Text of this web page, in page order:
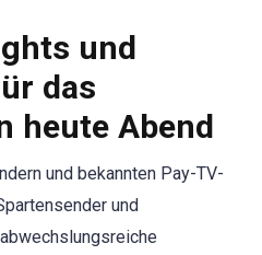
und
das
heute Abend
und bekannten Pay-TV-
und